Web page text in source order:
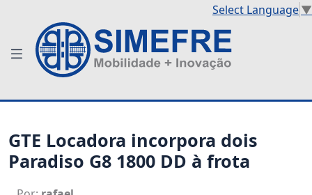
Select Language▼
GTE Locadora incorpora dois
Paradiso G8 1800 DD à frota